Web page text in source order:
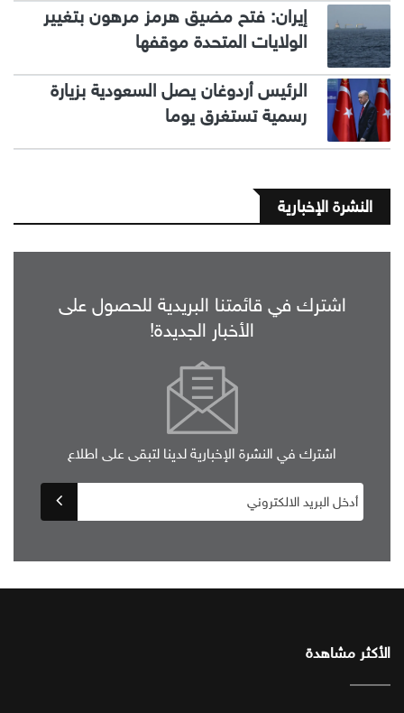
إيران: فتح مضيق هرمز مرهون بتغيير
الولايات المتحدة موقفها
الرئيس أردوغان يصل السعودية بزيارة
رسمية تستغرق يوما
النشرة الإخبارية
اشترك في قائمتنا البريدية للحصول على
الأخبار الجديدة!
اشترك في النشرة الإخبارية لدينا لتبقى على اطلاع
الأكثر مشاهدة